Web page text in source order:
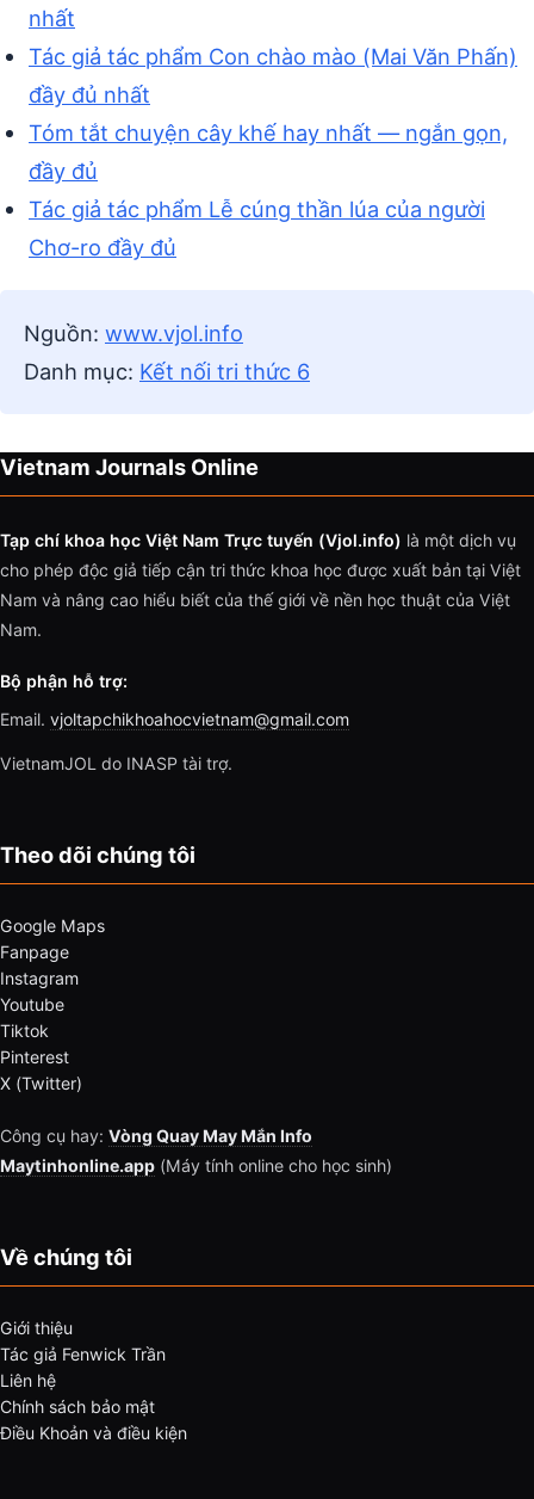
nhất
Tác giả tác phẩm Con chào mào (Mai Văn Phấn)
đầy đủ nhất
Tóm tắt chuyện cây khế hay nhất — ngắn gọn,
đầy đủ
Tác giả tác phẩm Lễ cúng thần lúa của người
Chơ-ro đầy đủ
Nguồn: www.vjol.info
Danh mục: Kết nối tri thức 6
Vietnam Journals Online
Tạp chí khoa học Việt Nam Trực tuyến (Vjol.info) là một dịch vụ
cho phép độc giả tiếp cận tri thức khoa học được xuất bản tại Việt
Nam và nâng cao hiểu biết của thế giới về nền học thuật của Việt
Nam.
Bộ phận hỗ trợ:
Email. vjoltapchikhoahocvietnam@gmail.com
VietnamJOL do INASP tài trợ.
Theo dõi chúng tôi
Google Maps
Fanpage
Instagram
Youtube
Tiktok
Pinterest
X (Twitter)
Công cụ hay: Vòng Quay May Mắn Info
Maytinhonline.app (Máy tính online cho học sinh)
Về chúng tôi
Giới thiệu
Tác giả Fenwick Trần
Liên hệ
Chính sách bảo mật
Điều Khoản và điều kiện